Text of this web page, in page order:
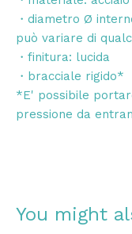
・diametro Ø
può variare di
・finitura: lucida
・bracciale rigido*
*E' possibile
pressione da
You might